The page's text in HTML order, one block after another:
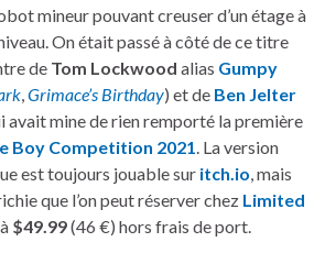
mineur pouvant creuser d’un étage à
On était passé à côté de ce titre
de Tom Lockwood alias Gumpy
, Grimace’s Birthday) et de Ben Jelter
avait mine de rien remporté la première
Boy Competition 2021 . La version
est toujours jouable sur itch.io , mais
que l’on peut réserver chez Limited
à $49.99(46 €) hors frais de port.